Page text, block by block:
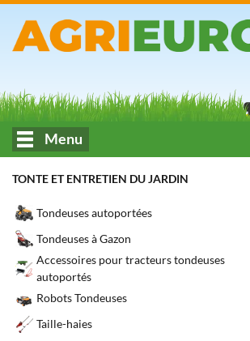
Menu
TONTE ET ENTRETIEN DU JARDIN
Tondeuses autoportées
Tondeuses à Gazon
Accessoires pour tracteurs tondeuses
autoportés
Robots Tondeuses
Taille-haies